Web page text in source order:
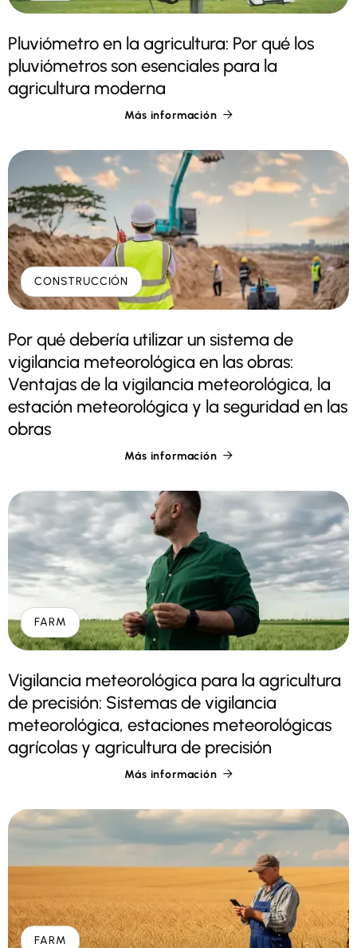
Pluviómetro en la agricultura: Por qué los
pluviómetros son esenciales para la
agricultura moderna
Más información 
CONSTRUCCIÓN
Por qué debería utilizar un sistema de
vigilancia meteorológica en las obras:
Ventajas de la vigilancia meteorológica, la
estación meteorológica y la seguridad en las
obras
Más información 
FARM
Vigilancia meteorológica para la agricultura
de precisión: Sistemas de vigilancia
meteorológica, estaciones meteorológicas
agrícolas y agricultura de precisión
Más información 
FARM